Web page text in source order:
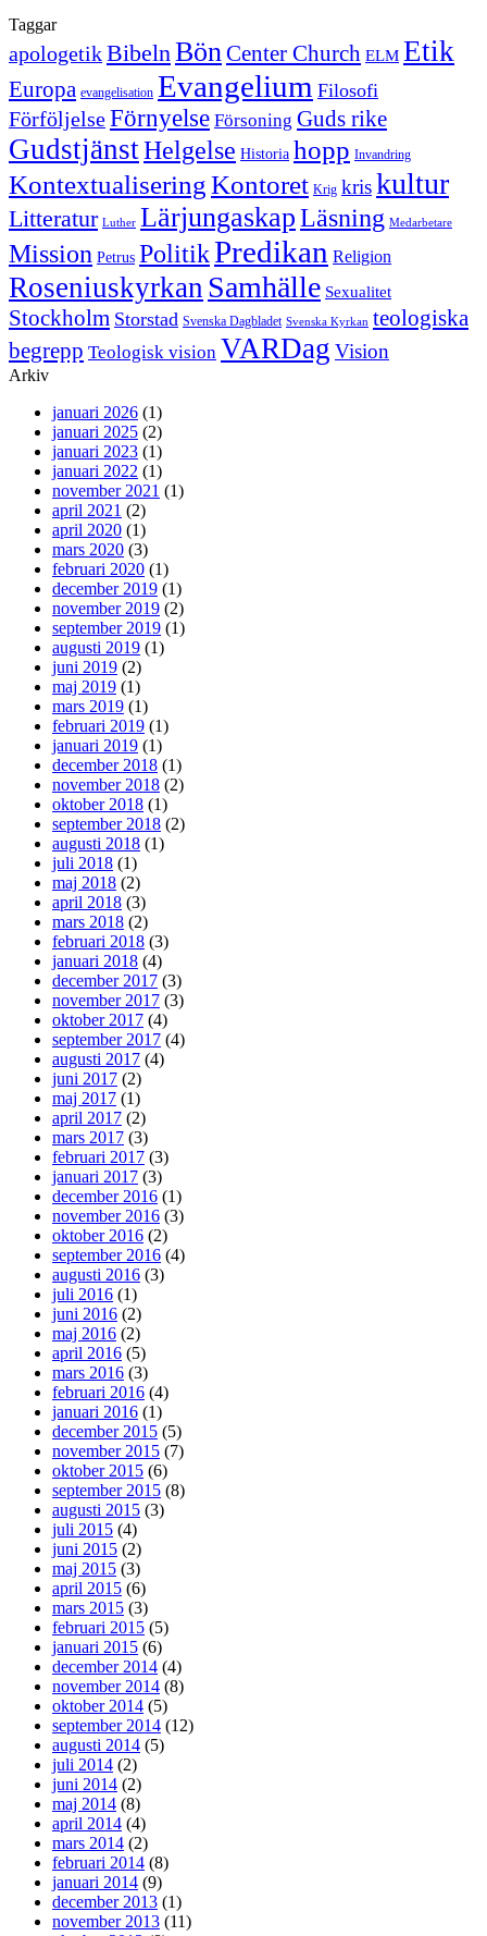
Taggar
apologetikBibeln BönCenter Church ELM Etik
Europa evangelisation Evangelium Filosofi
FörföljelseFörnyelse Försoning Guds rike
GudstjänstHelgelse Historia hopp Invandring
KontextualiseringKontoret Krig kriskultur
Litteratur Luther LärjungaskapLäsning Medarbetare
Mission Petrus PolitikPredikan Religion
Roseniuskyrkan Samhälle Sexualitet
Stockholm Storstad Svenska Dagbladet Svenska Kyrkan teologiska
begrepp Teologisk vision VARDag Vision
Arkiv
januari 2026 (1)
januari 2025 (2)
januari 2023 (1)
januari 2022 (1)
november 2021 (1)
april 2021 (2)
april 2020 (1)
mars 2020 (3)
februari 2020 (1)
december 2019 (1)
november 2019 (2)
september 2019 (1)
augusti 2019 (1)
juni 2019 (2)
maj 2019 (1)
mars 2019 (1)
februari 2019 (1)
januari 2019 (1)
december 2018 (1)
november 2018 (2)
oktober 2018 (1)
september 2018 (2)
augusti 2018 (1)
juli 2018 (1)
maj 2018 (2)
april 2018 (3)
mars 2018 (2)
februari 2018 (3)
januari 2018 (4)
december 2017 (3)
november 2017 (3)
oktober 2017 (4)
september 2017 (4)
augusti 2017 (4)
juni 2017 (2)
maj 2017 (1)
april 2017 (2)
mars 2017 (3)
februari 2017 (3)
januari 2017 (3)
december 2016 (1)
november 2016 (3)
oktober 2016 (2)
september 2016 (4)
augusti 2016 (3)
juli 2016 (1)
juni 2016 (2)
maj 2016 (2)
april 2016 (5)
mars 2016 (3)
februari 2016 (4)
januari 2016 (1)
december 2015 (5)
november 2015 (7)
oktober 2015 (6)
september 2015 (8)
augusti 2015 (3)
juli 2015 (4)
juni 2015 (2)
maj 2015 (3)
april 2015 (6)
mars 2015 (3)
februari 2015 (5)
januari 2015 (6)
december 2014 (4)
november 2014 (8)
oktober 2014 (5)
september 2014 (12)
augusti 2014 (5)
juli 2014 (2)
juni 2014 (2)
maj 2014 (8)
april 2014 (4)
mars 2014 (2)
februari 2014 (8)
januari 2014 (9)
december 2013 (1)
november 2013 (11)